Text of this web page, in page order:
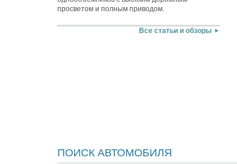
просветом и полным приводом.
Все статьи и обзоры
ПОИСК АВТОМОБИЛЯ